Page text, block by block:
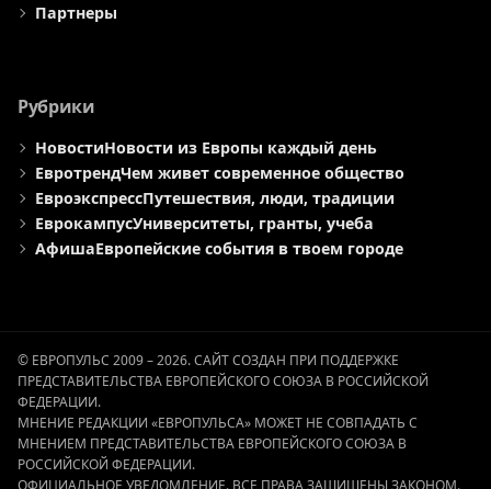
Партнеры
Рубрики
НовостиНовости из Европы каждый день
ЕвротрендЧем живет современное общество
ЕвроэкспрессПутешествия, люди, традиции
ЕврокампусУниверситеты, гранты, учеба
АфишаЕвропейские события в твоем городе
© ЕВРОПУЛЬС 2009 – 2026. САЙТ СОЗДАН ПРИ ПОДДЕРЖКЕ
ПРЕДСТАВИТЕЛЬСТВА ЕВРОПЕЙСКОГО СОЮЗА В РОССИЙСКОЙ
ФЕДЕРАЦИИ.
МНЕНИЕ РЕДАКЦИИ «ЕВРОПУЛЬСА» МОЖЕТ НЕ СОВПАДАТЬ С
МНЕНИЕМ ПРЕДСТАВИТЕЛЬСТВА ЕВРОПЕЙСКОГО СОЮЗА В
РОССИЙСКОЙ ФЕДЕРАЦИИ.
ОФИЦИАЛЬНОЕ УВЕДОМЛЕНИЕ. ВСЕ ПРАВА ЗАЩИЩЕНЫ ЗАКОНОМ.